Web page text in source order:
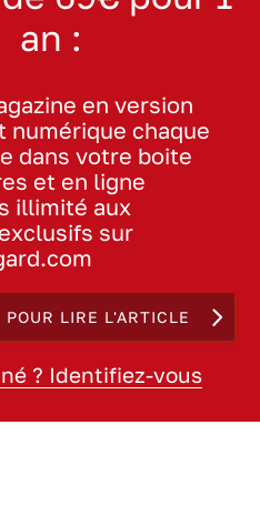
an :
en version
numérique chaque
dans votre boite
et en ligne
illimité aux
sur
POUR LIRE L'ARTICLE
? Identifiez-vous